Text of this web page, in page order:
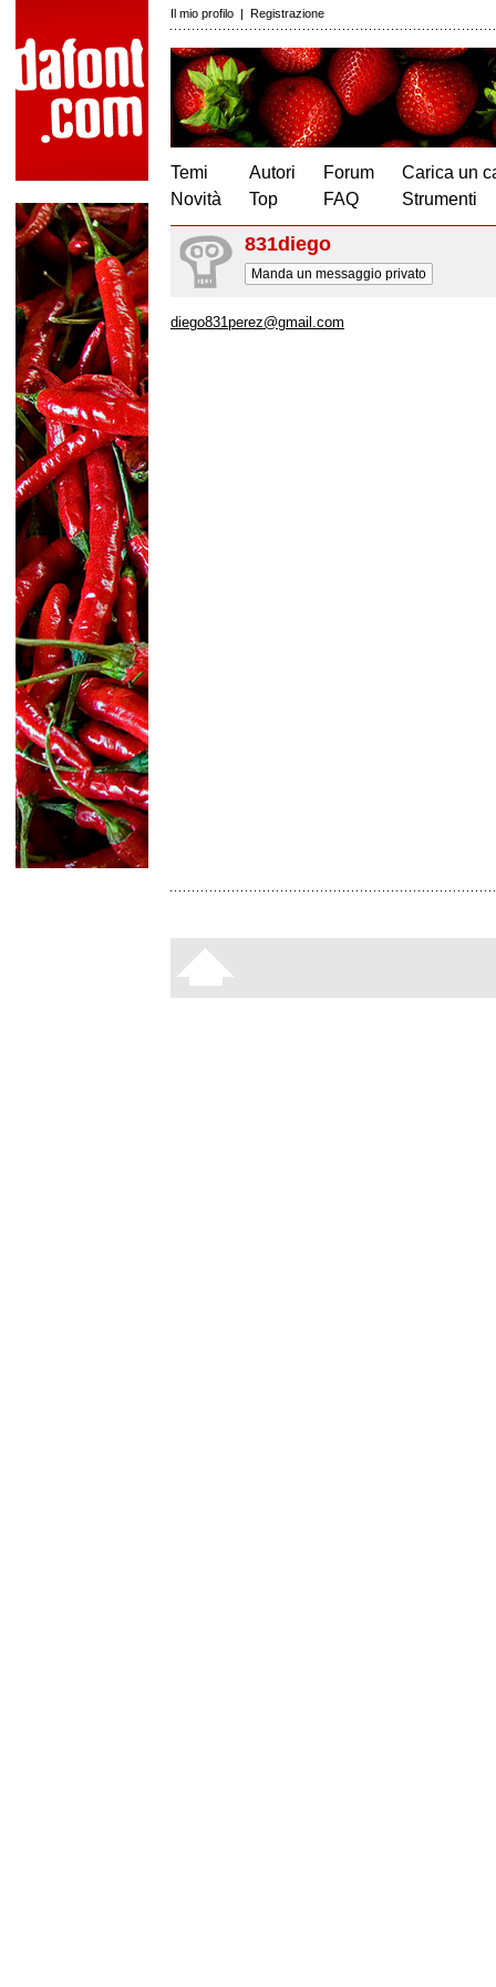
Il mio profilo | Registrazione
Temi
Novità
Autori
Top
Forum
FAQ
Carica un
Strumenti
831diego
Manda un messaggio privato
diego831perez@gmail.com